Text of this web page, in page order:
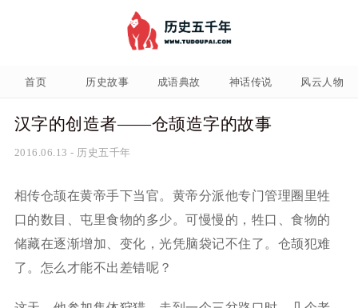
首页 历史故事 成语典故 神话传说 风云人物
汉字的创造者——仓颉造字的故事
2016.06.13 - 历史五千年
相传仓颉在黄帝手下当官。黄帝分派他专门管理圈里牲
口的数目、屯里食物的多少。可慢慢的，牲口、食物的
储藏在逐渐增加、变化，光凭脑袋记不住了。仓颉犯难
了。怎么才能不出差错呢？